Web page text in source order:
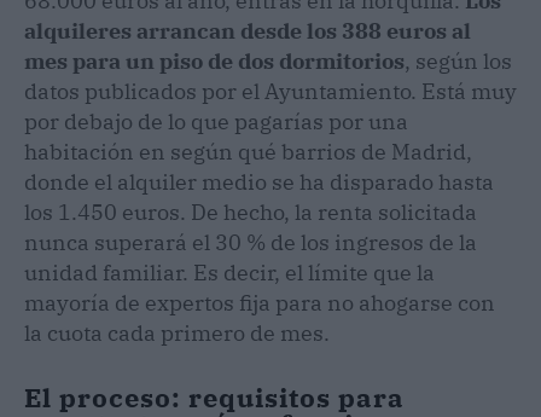
alquileres arrancan desde los 388 euros al
mes para un piso de dos dormitorios, según los
datos publicados por el Ayuntamiento. Está muy
por debajo de lo que pagarías por una
habitación en según qué barrios de Madrid,
donde el alquiler medio se ha disparado hasta
los 1.450 euros. De hecho, la renta solicitada
nunca superará el 30 % de los ingresos de la
unidad familiar. Es decir, el límite que la
mayoría de expertos fija para no ahogarse con
la cuota cada primero de mes.
El proceso: requisitos para